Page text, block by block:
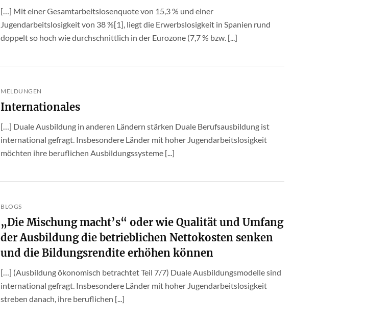
[…] Mit einer Gesamtarbeitslosenquote von 15,3 % und einer
Jugendarbeitslosigkeit von 38 %[1], liegt die Erwerbslosigkeit in Spanien rund
doppelt so hoch wie durchschnittlich in der Eurozone (7,7 % bzw. [...]
MELDUNGEN
Internationales
[…] Duale Ausbildung in anderen Ländern stärken Duale Berufsausbildung ist
international gefragt. Insbesondere Länder mit hoher Jugendarbeitslosigkeit
möchten ihre beruflichen Ausbildungssysteme [...]
BLOGS
„Die Mischung macht’s“ oder wie Qualität und Umfang
der Ausbildung die betrieblichen Nettokosten senken
und die Bildungsrendite erhöhen können
[…] (Ausbildung ökonomisch betrachtet Teil 7/7) Duale Ausbildungsmodelle sind
international gefragt. Insbesondere Länder mit hoher Jugendarbeitslosigkeit
streben danach, ihre beruflichen [...]